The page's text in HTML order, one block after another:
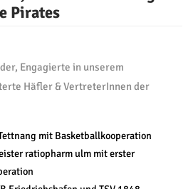
Pirates
Engagierte in unserem
Häfler & VertreterInnen der
mit Basketballkooperation
ratiopharm ulm mit erster